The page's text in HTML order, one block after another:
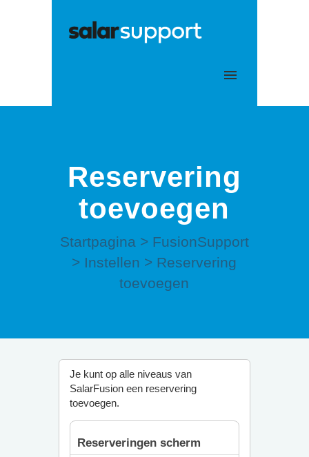
Reservering
toevoegen
Startpagina > FusionSupport
> Instellen > Reservering
toevoegen
Je kunt op alle niveaus van
SalarFusion een reservering
toevoegen.
Reserveringen scherm